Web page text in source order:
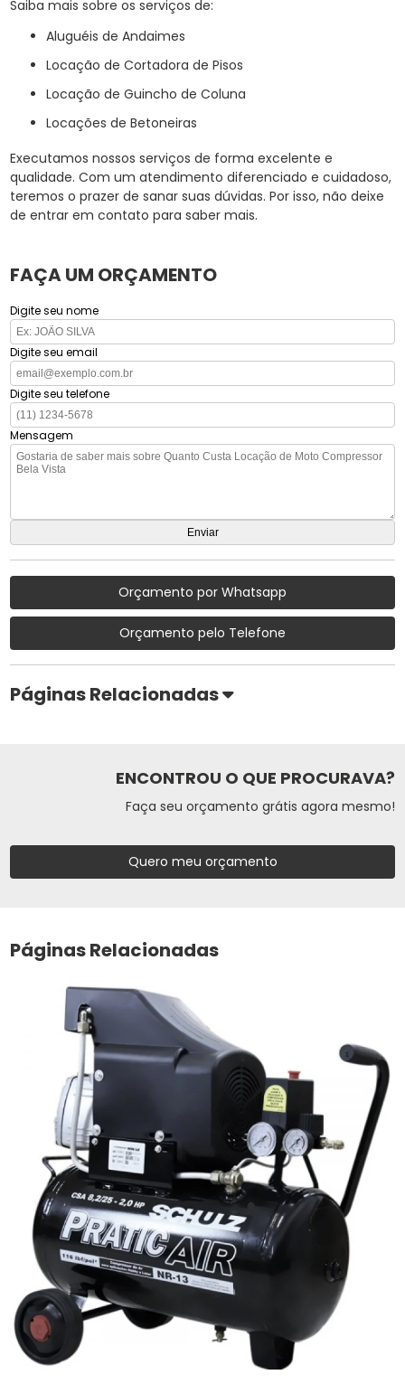
Saiba mais sobre os serviços de:
Aluguéis de Andaimes
Locação de Cortadora de Pisos
Locação de Guincho de Coluna
Locações de Betoneiras
Executamos nossos serviços de forma excelente e
qualidade. Com um atendimento diferenciado e cuidadoso,
teremos o prazer de sanar suas dúvidas. Por isso, não deixe
de entrar em contato para saber mais.
FAÇA UM ORÇAMENTO
Digite seu nome
Digite seu email
Digite seu telefone
Mensagem
Orçamento por Whatsapp
Orçamento pelo Telefone
Páginas Relacionadas
ENCONTROU O QUE PROCURAVA?
Faça seu orçamento grátis agora mesmo!
Quero meu orçamento
Páginas Relacionadas